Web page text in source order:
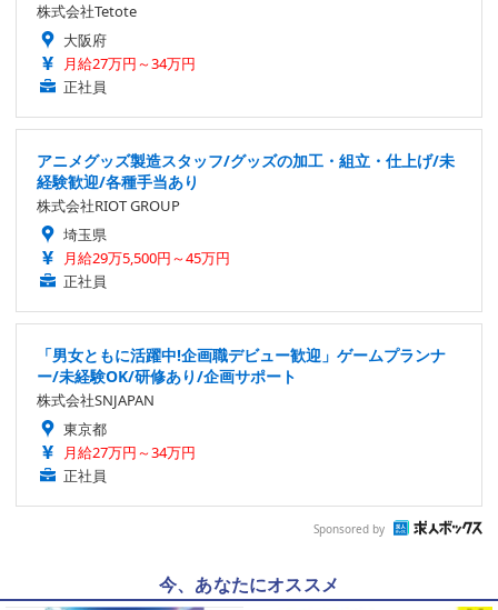
株式会社Tetote
大阪府
月給27万円～34万円
正社員
アニメグッズ製造スタッフ/グッズの加工・組立・仕上げ/未
経験歓迎/各種手当あり
株式会社RIOT GROUP
埼玉県
月給29万5,500円～45万円
正社員
「男女ともに活躍中!企画職デビュー歓迎」ゲームプランナ
ー/未経験OK/研修あり/企画サポート
株式会社SNJAPAN
東京都
月給27万円～34万円
正社員
Sponsored by
今、あなたにオススメ